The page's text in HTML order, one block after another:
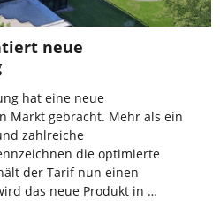
neue
hat eine neue
Markt gebracht. Mehr als ein
zahlreiche
die optimierte
der Tarif nun einen
das neue Produkt in …